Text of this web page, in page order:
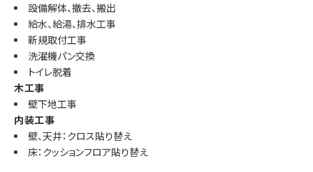
設備解体、撤去、搬出
給水、給湯、排水工事
新規取付工事
洗濯機パン交換
トイレ脱着
木工事
壁下地工事
内装工事
壁、天井：クロス貼り替え
床：クッションフロア貼り替え